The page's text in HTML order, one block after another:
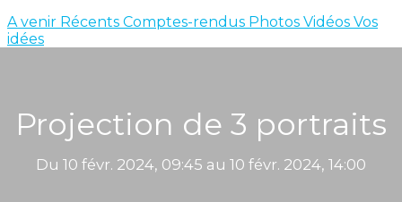
A venir Récents Comptes-rendus Photos Vidéos Vos
idées
Projection de 3 portraits
Du 10 févr. 2024, 09:45 au 10 févr. 2024, 14:00